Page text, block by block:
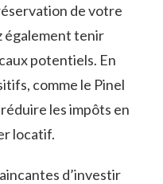
de votre
également tenir
potentiels. En
comme le Pinel
les impôts en
locatif.
d’investir